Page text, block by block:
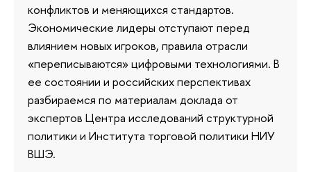
конфликтов и меняющихся стандартов.
Экономические лидеры отступают перед
влиянием новых игроков, правила отрасли
«переписываются» цифровыми технологиями. В
ее состоянии и российских перспективах
разбираемся по материалам доклада от
экспертов Центра исследований структурной
политики и Института торговой политики НИУ
ВШЭ.